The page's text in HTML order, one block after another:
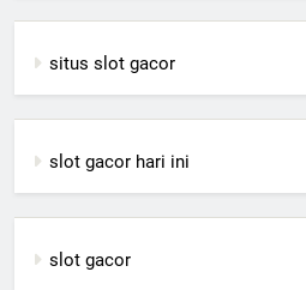
situs slot gacor
slot gacor hari ini
slot gacor